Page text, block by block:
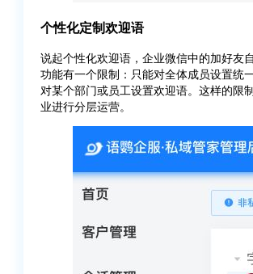
个性化定制欢迎语
说起个性化欢迎语，企业微信中的加好友
功能有一个限制：只能对全体成员设置统
对某个部门或员工设置欢迎语。这样的限
业进行分层运营。